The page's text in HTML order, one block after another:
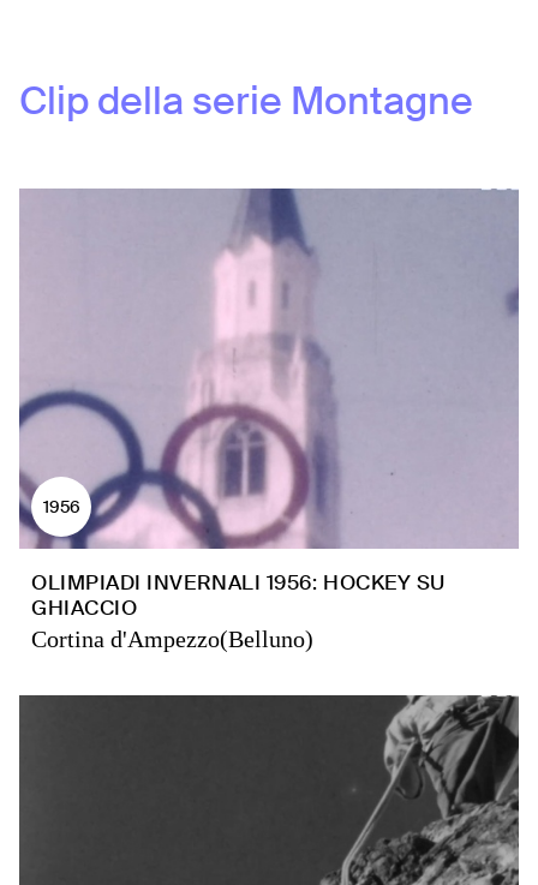
Clip della serie Montagne
1956
OLIMPIADI INVERNALI 1956: HOCKEY SU
GHIACCIO
Cortina d'Ampezzo(Belluno)